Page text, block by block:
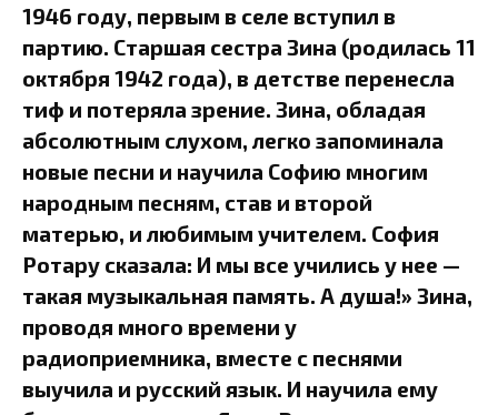
1946 году, первым в селе вступил в
партию. Старшая сестра Зина (родилась 11
октября 1942 года), в детстве перенесла
тиф и потеряла зрение. Зина, обладая
абсолютным слухом, легко запоминала
новые песни и научила Софию многим
народным песням, став и второй
матерью, и любимым учителем. София
Ротару сказала: И мы все учились у нее —
такая музыкальная память. А душа!» Зина,
проводя много времени у
радиоприемника, вместе с песнями
выучила и русский язык. И научила ему